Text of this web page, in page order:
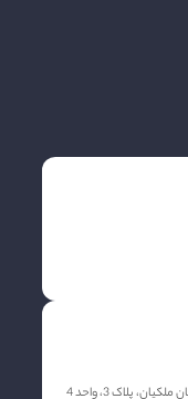
پلاک 3، واحد 4